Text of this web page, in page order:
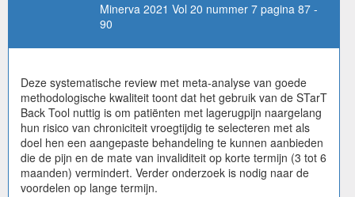
Minerva 2021 Vol 20 nummer 7 pagina 87 -
90
Deze systematische review met meta-analyse van goede
methodologische kwaliteit toont dat het gebruik van de STarT
Back Tool nuttig is om patiënten met lagerugpijn naargelang
hun risico van chroniciteit vroegtijdig te selecteren met als
doel hen een aangepaste behandeling te kunnen aanbieden
die de pijn en de mate van invaliditeit op korte termijn (3 tot 6
maanden) vermindert. Verder onderzoek is nodig naar de
voordelen op lange termijn.